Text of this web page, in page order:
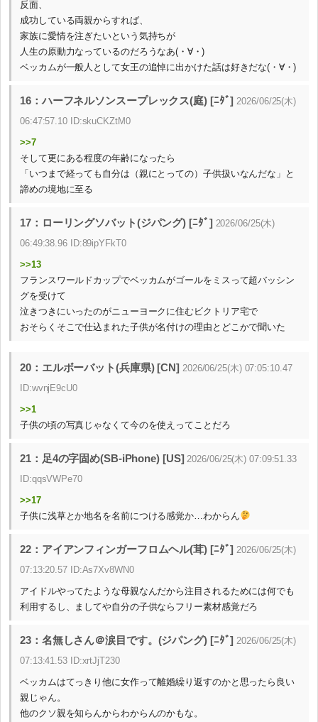
反面、
成功している両親からすれば、
家族に愛情を注ぎたいという気持ちが
人生の原動力なっているのだろうなあ(⁠・⁠∀⁠・⁠)
ベッカムが一般人として女王の追悼に出かけた話は好きだな(⁠・⁠∀⁠・⁠)
16：ハーフネルソンスープレックス(庭) [ﾆﾀﾞ] 2026/06/25(木)
06:47:57.10 ID:skuCKZtM0
>>7
そして更にある程度の年齢になったら
「いつまで経っても自分は（親にとっての）子供扱いなんだな」と
諦めの境地に至る
17：ローリングソバット(ジパング) [ﾆﾀﾞ] 2026/06/25(木)
06:49:38.96 ID:89ipYFkT0
>>13
フランスワールドカップでベッカムがゴールをミスって超バッシン
グを受けて
泣きつきにいったのがニューヨークに住むビクトリア宅で
おそらくそこで仕込まれた子供が名付けの理由とどこかで聞いた
20：エルボーバット(兵庫県) [CN] 2026/06/25(木) 07:05:10.47
ID:wvnjE9cU0
>>1
子供の頃の写真じゃなくて今のを使えってことだろ
21：足4の字固め(SB-iPhone) [US] 2026/06/25(木) 07:09:51.33
ID:qqsVWPe70
>>17
子供に浅草とか地名を名前につける感覚か…わからん
22：アイアンフィンガーフロムヘル(茸) [ﾆﾀﾞ] 2026/06/25(木)
07:13:20.57 ID:As7Xv8WN0
アイドルやってたような母親なんだから注目されるためには何でも
利用するし、ましてや自分の子供ならフリー素材感覚だろ
23：名無しさん＠涙目です。(ジパング) [ﾆﾀﾞ] 2026/06/25(木)
07:13:41.53 ID:xrtJjT230
ベッカムはてっきり他に女作って離婚繰り返すのかと思ったら良い
親じゃん。
他のクソ親を知らんからわからんのかもな。